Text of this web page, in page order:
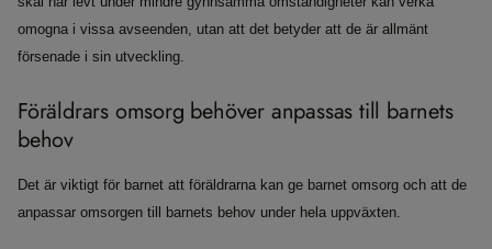
omogna i vissa avseenden, utan att det betyder att de är allmänt
försenade i sin utveckling.
Föräldrars omsorg behöver anpassas till barnets
behov
Det är viktigt för barnet att föräldrarna kan ge barnet omsorg och att de
anpassar omsorgen till barnets behov under hela uppväxten.